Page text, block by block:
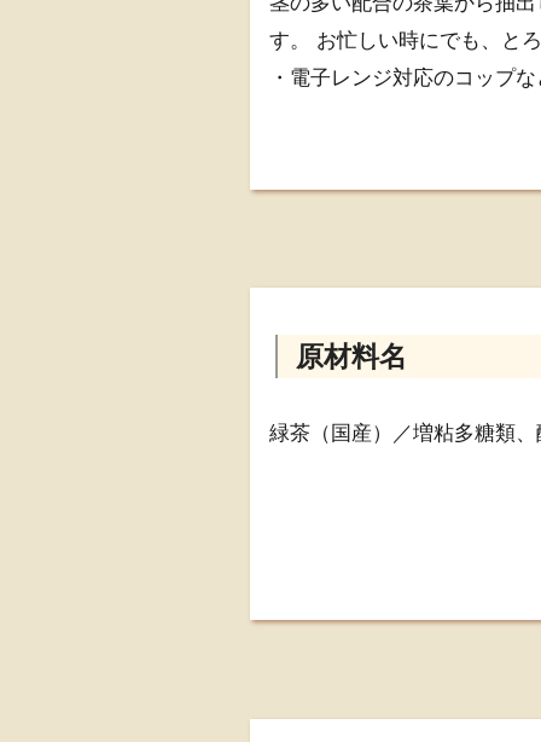
す。 お忙しい時にでも、と
・電子レンジ対応のコップ
・とろみ飲料を温める際は
原材料名
緑茶（国産）／増粘多糖類